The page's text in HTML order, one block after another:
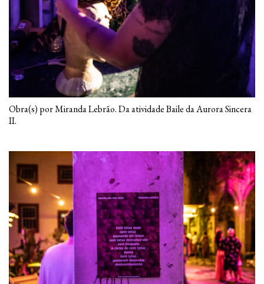
Obra(s) por Miranda Lebrão. Da atividade Baile da Aurora Sincera
II.